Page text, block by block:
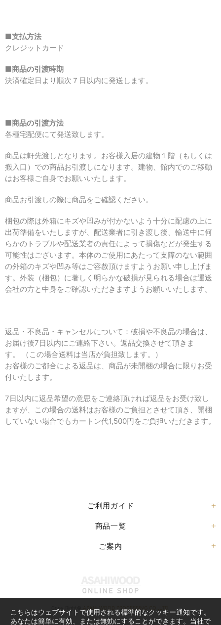
■支払方法
クレジットカード
■商品の引渡時期
決済確定日より順次７日以内に発送します。
■商品の引渡方法
各種宅配便にて発送致します。
商品は軒先渡しとなります。お客様入居の建物１階（もしくは
搬入口）での商品お引渡しになります。建物、館内でのご移動
はお客様ご自身でお願いいたします。
商品お引渡しの際に商品をご確認ください。
梱包の際は外箱にキズや凹みが付かないよう十分に配慮の上に
出荷準備をいたしますが、配送業者に引き渡し後、輸送中に何
らかのトラブルや配送業者の責任によって損傷などが発生する
可能性はございます。本体のご使用にあたって支障のない範囲
の外箱のキズや凹み等はご容赦頂けますようお願い申し上げま
す。外装（梱包）に著しく明らかな破損が見られる場合は運送
会社の方と中身をご確認いただきますようお願いいたします。
返品・不良品・キャンセルについて：破損や不良品の場合は、
お届け後7日以内にご連絡下さい。返品交換させて頂きま
す。
（この場合送料は当店が負担致します。）
お客様のご都合による返品は、 商品が未開梱の場合に限りお受
付いたします。
7日以内に返品希望の意思をご連絡頂ければ返品をお受け致し
ますが、この場合の送料はお客様のご負担とさせて頂き、開梱
していない場合でもカートン代1,500円をご負担いただきます。
ご利用ガイド
商品一覧
ご案内
Copy Right© ASAHI WOOD PROCESSING CO.,LTD.
こちらはウェブサイトで使用される標準的なクッキー通知です。
あなたは簡単に有効、または無効にすることができます。当社で